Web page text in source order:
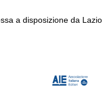
a disposizione da Lazio